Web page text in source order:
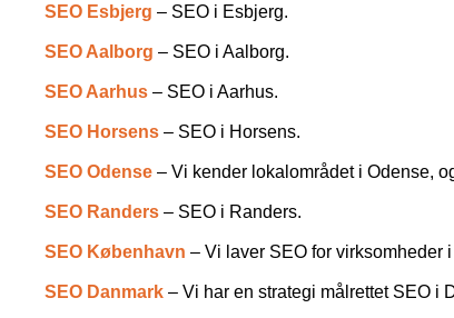
SEO Esbjerg – SEO i Esbjerg.
SEO Aalborg – SEO i Aalborg.
SEO Aarhus – SEO i Aarhus.
SEO Horsens – SEO i Horsens.
SEO Odense – Vi kender lokalområdet i Odense,
SEO Randers – SEO i Randers.
SEO København – Vi laver SEO for virksomheder
SEO Danmark – Vi har en strategi målrettet SEO i